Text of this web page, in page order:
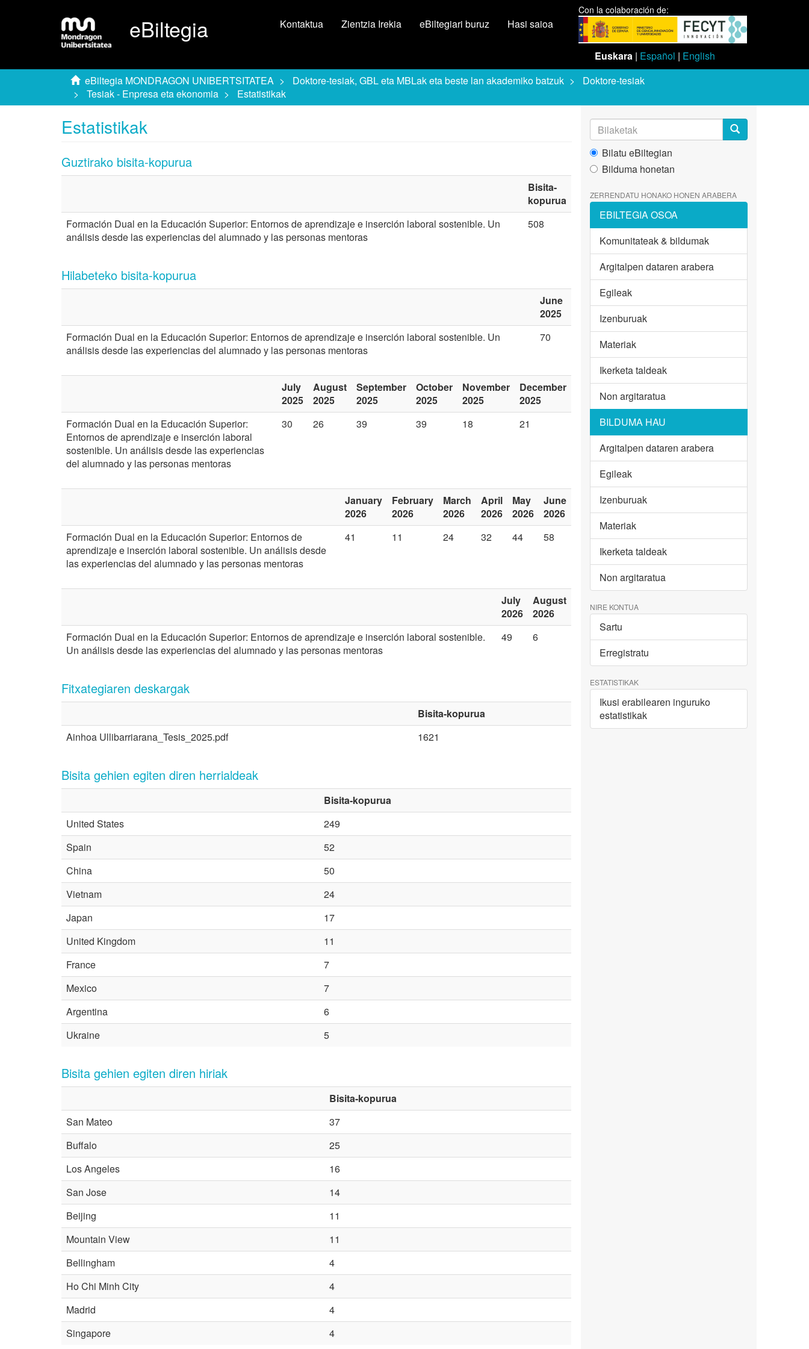
eBiltegia
Con la colaboración de:
Euskara | Español | English
Kontaktua Zientzia Irekia eBiltegiari buruz Hasi saioa
eBiltegia MONDRAGON UNIBERTSITATEA Doktore-tesiak, GBL eta MBLak eta beste lan akademiko batzuk
Doktore-tesiak
Tesiak - Enpresa eta ekonomia
Estatistikak
Estatistikak
Guztirako bisita-kopurua
Bisita-
kopurua
Formación Dual en la Educación Superior: Entornos de aprendizaje e inserción laboral sostenible. Un
análisis desde las experiencias del alumnado y las personas mentoras
508
Hilabeteko bisita-kopurua
June
2025
Formación Dual en la Educación Superior: Entornos de aprendizaje e inserción laboral sostenible. Un
análisis desde las experiencias del alumnado y las personas mentoras
70
July
2025
August
2025
September
2025
October
2025
November
2025
December
2025
Formación Dual en la Educación Superior:
Entornos de aprendizaje e inserción laboral
sostenible. Un análisis desde las experiencias
del alumnado y las personas mentoras
30 26 39 39 18 21
January
2026
February
2026
March
2026
April
2026
May
2026
June
2026
Formación Dual en la Educación Superior: Entornos de
aprendizaje e inserción laboral sostenible. Un análisis desde
las experiencias del alumnado y las personas mentoras
41 11 24 32 44 58
July
2026
August
2026
Formación Dual en la Educación Superior: Entornos de aprendizaje e inserción laboral sostenible.
Un análisis desde las experiencias del alumnado y las personas mentoras
49 6
Fitxategiaren deskargak
Bisita-kopurua
Ainhoa Ullibarriarana_Tesis_2025.pdf
1621
Bisita gehien egiten diren herrialdeak
Bisita-kopurua
United States
249
Spain
52
China
50
Vietnam
24
Japan
17
United Kingdom
11
France
7
Mexico
7
Argentina
6
Ukraine
5
Bisita gehien egiten diren hiriak
Bisita-kopurua
San Mateo
37
Buffalo
25
Los Angeles
16
San Jose
14
Beijing
11
Mountain View
11
Bellingham
4
Ho Chi Minh City
4
Madrid
4
Singapore
4
Bilatu eBiltegian
Bilduma honetan
ZERRENDATU HONAKO HONEN ARABERA
EBILTEGIA OSOA
Komunitateak & bildumak
Argitalpen dataren arabera
Egileak
Izenburuak
Materiak
Ikerketa taldeak
Non argitaratua
BILDUMA HAU
Argitalpen dataren arabera
Egileak
Izenburuak
Materiak
Ikerketa taldeak
Non argitaratua
NIRE KONTUA
Sartu
Erregistratu
ESTATISTIKAK
Ikusi erabilearen inguruko
estatistikak